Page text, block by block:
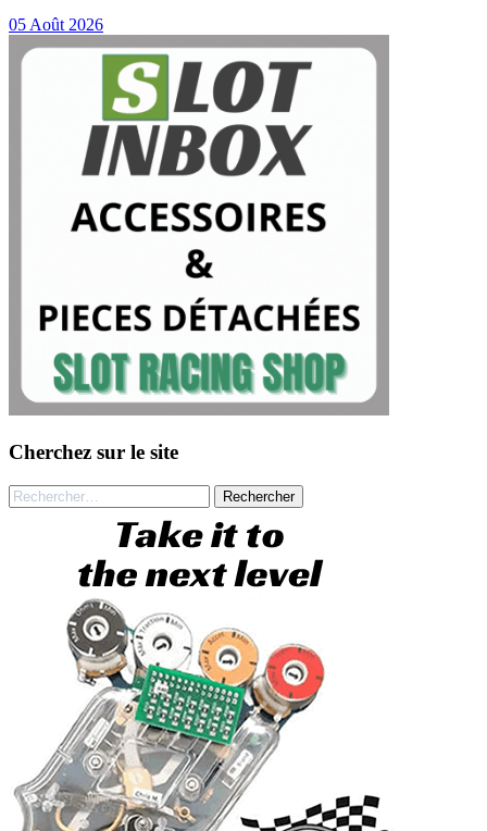
05 Août 2026
Cherchez sur le site
Rechercher :